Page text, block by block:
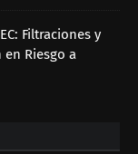
Filtraciones y
Riesgo a